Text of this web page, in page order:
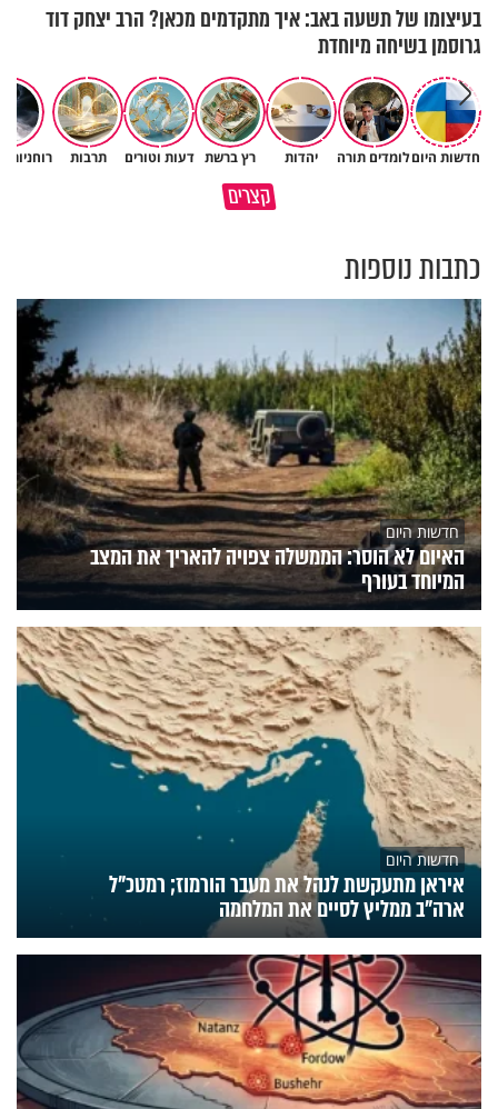
בעיצומו של תשעה באב: איך מתקדמים מכאן? הרב יצחק דוד
גרוסמן בשיחה מיוחדת
חדשות היוםלומדים תורה יהדות רץ ברשת דעות וטורים תרבות רוחניות
קצרים
באיזה אופן ומתי מותר לכבות אש
כתבות נוספות
חדשות היום
האיום לא הוסר: הממשלה צפויה להאריך את המצב
המיוחד בעורף
חדשות היום
איראן מתעקשת לנהל את מעבר הורמוז; רמטכ"ל
ארה"ב ממליץ לסיים את המלחמה